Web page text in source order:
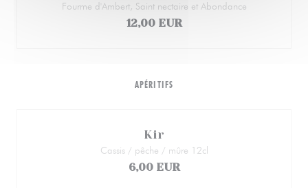
Fourme d'Ambert, Saint nectaire et Abondance
12,00 EUR
APÉRITIFS
Kir
Cassis / pêche / mûre 12cl
6,00 EUR